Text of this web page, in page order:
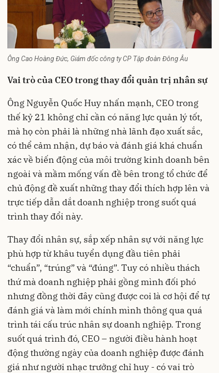
Ông Cao Hoàng Đức, Giám đốc công ty CP Tập đoàn Đông Âu
Vai trò của CEO trong thay đổi quản trị nhân sự
Ông Nguyễn Quốc Huy nhấn mạnh, CEO trong
thế kỷ 21 không chỉ cần có năng lực quản lý tốt,
mà họ còn phải là những nhà lãnh đạo xuất sắc,
có thể cảm nhận, dự báo và đánh giá khá chuẩn
xác về biến động của môi trường kinh doanh bên
ngoài và mầm mống vấn đề bên trong tổ chức để
chủ động đề xuất những thay đổi thích hợp lên và
trực tiếp dẫn dắt doanh nghiệp trong suốt quá
trình thay đổi này.
Thay đổi nhân sự, sắp xếp nhân sự với năng lực
phù hợp từ khâu tuyển dụng đầu tiên phải
“chuẩn”, “trúng” và “đúng”. Tuy có nhiều thách
thứ mà doanh nghiệp phải gồng mình đối phó
nhưng đồng thời đây cũng được coi là cơ hội để tự
đánh giá và làm mới chính mình thông qua quá
trình tái cấu trúc nhân sự doanh nghiệp. Trong
suốt quá trình đó, CEO – người điều hành hoạt
động thường ngày của doanh nghiệp được đánh
giá như người nhạc trưởng chỉ huy - có vai trò